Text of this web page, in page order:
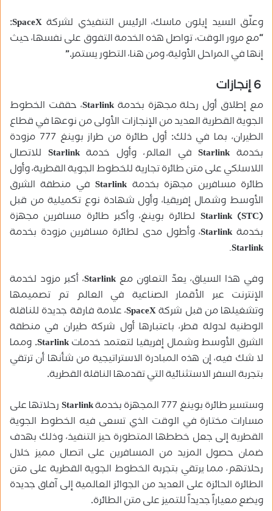
وعلّق السيد إيلون ماسك، الرئيس التنفيذي لشركة
SpaceX:
“مع مرور الوقت، تواصل هذه الخدمة التفوق على نفسها، حيث
إنها في المراحل الأولية، ومن هنا، التطور يستمر.”
6إنجازات
مع إطلاق أول رحلة مجهزة بخدمةStarlink
، حققت الخطوط
الجوية القطرية العديد من الإنجازات الأولى من نوعها في قطاع
الطيران، بما في ذلك:
أول طائرة من طراز بوينغ 777 مزودة
بخدمةStarlink في العالم، وأول خدمةStarlink
للاتصال
اللاسلكي على متن طائرة تجارية للخطوط الجوية القطرية، وأول
طائرة مسافرين مجهزة بخدمة Starlink
في منطقة الشرق
الأوسط وشمال إفريقيا، وأول شهادة نوع تكميلية من قبل
Starlink (STC) لطائرة بوينغ، وأكبر طائرة مسافرين مجهزة
بخدمةStarlink
، وأطول مدى لطائرة مسافرين مزودة بخدمة
Starlink
.
وفي هذا السياق، يعدّ التعاون مع Starlink
، أكبر مزود لخدمة
الإنترنت عبر الأقمار الصناعية في العالم تم تصميمها
وتشغيلها من قبل شركةSpaceX
، علامة فارقة جديدة للناقلة
الوطنية لدولة قطر، باعتبارها أول شركة طيران في منطقة
الشرق الأوسط وشمال إفريقيا لتعتمد خدماتStarlink.
ومما
لا شك فيه، إن هذه المبادرة الاستراتيجية من شأنها أن ترتقي
بتجربة السفر الاستثنائية التي تقدمها الناقلة القطرية.
وستسير طائرة بوينغ 777 المجهزة بخدمة
Starlink
رحلاتها على
مسارات مختارة في الوقت الذي تسعى فيه الخطوط الجوية
القطرية إلى جعل خططها المتطورة حيز التنفيذ، وذلك بهدف
ضمان حصول المزيد من المسافرين على اتصال مميز خلال
رحلاتهم، مما يرتقي بتجربة الخطوط الجوية القطرية على متن
الطائرة الحائزة على العديد من الجوائز العالمية إلى آفاق جديدة
ويضع معياراً جديداً للتميز على متن الطائرة.